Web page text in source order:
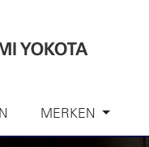
MERKEN